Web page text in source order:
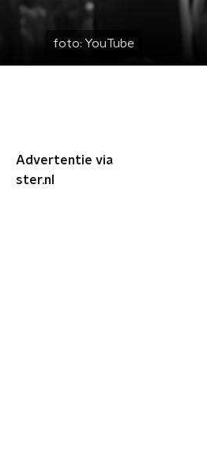
foto: YouTube
Advertentie via
ster.nl